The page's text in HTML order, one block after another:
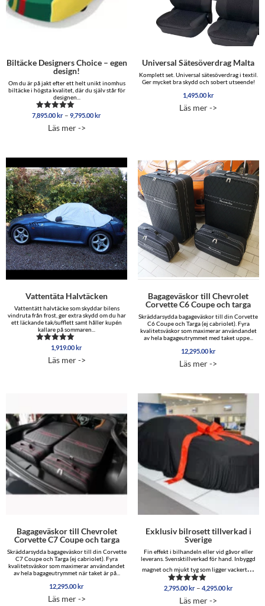
Biltäcke Designers Choice – egen
design!
Om du är på jakt efter ett helt unikt inomhus
biltäcke i högsta kvalitet, där du själv står för
designen...
Betygsatt
av 5
7,895.00 kr – 9,795.00 krPrisintervall:
Läs mer ->
Universal Sätesöverdrag Malta
Komplett set. Universal sätesöverdrag i textil.
Ger mycket bra skydd och sobert utseende!
1,495.00 kr
Läs mer ->
Vattentäta Halvtäcken
Vattentätt halvtäcke som skyddar bilens
vindruta från frost, ger extra skydd om du har
ett läckande tak/sufflett samt håller kupén
kallare på sommaren...
Betygsatt
av 5
1,919.00kr
Läs mer ->
Bagageväskor till Chevrolet
Corvette C6 Coupe och targa
Skräddarsydda bagageväskor till din Corvette
C6 Coupe och Targa (ej cabriolet). Fyra
kvalitetsväskor som maximerar användandet
av hela bagageutrymmet med taket uppe...
12,295.00kr
Läs mer ->
Bagageväskor till Chevrolet
Corvette C7 Coupe och targa
Skräddarsydda bagageväskor till din Corvette
C7 Coupe och Targa (ej cabriolet). Fyra
kvalitetsväskor som maximerar användandet
av hela bagageutrymmet när taket är på...
12,295.00kr
Läs mer ->
Exklusiv bilrosett tillverkad i
Sverige
Fin effekt i bilhandeln eller vid gåvor eller
leverans. Svensktillverkad för hand. Inbyggd
magnet och mjukt tyg som ligger vackert…
Betygsatt
av 5
2,795.00kr – 4,295.00kr
Läs mer ->